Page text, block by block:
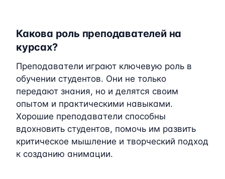
Какова роль преподавателей на
курсах?
Преподаватели играют ключевую роль в
обучении студентов. Они не только
передают знания, но и делятся своим
опытом и практическими навыками.
Хорошие преподаватели способны
вдохновить студентов, помочь им развить
критическое мышление и творческий подход
к созданию анимации.